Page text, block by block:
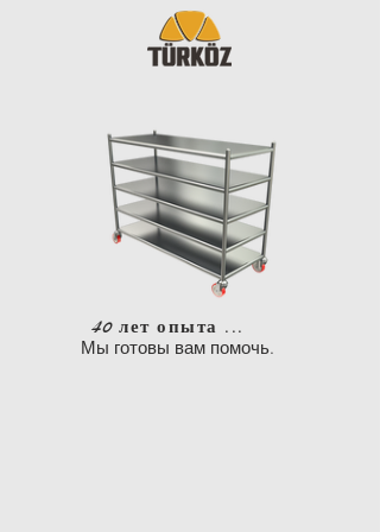
40 лет опыта ...
Мы готовы вам помочь.